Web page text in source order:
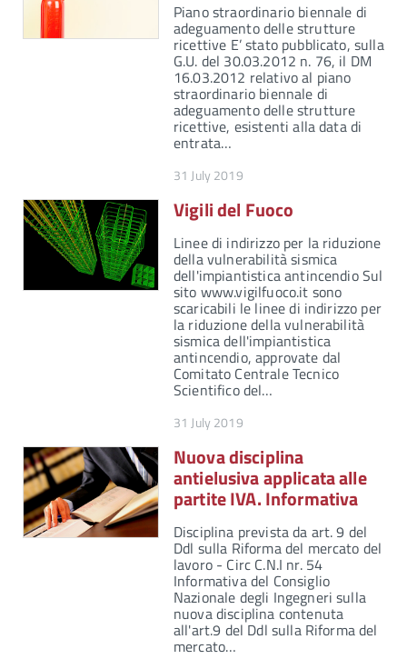
Piano straordinario biennale di
adeguamento delle strutture
ricettive E’ stato pubblicato, sulla
G.U. del 30.03.2012 n. 76, il DM
16.03.2012 relativo al piano
straordinario biennale di
adeguamento delle strutture
ricettive, esistenti alla data di
entrata…
31 July 2019
Vigili del Fuoco
Linee di indirizzo per la riduzione
della vulnerabilità sismica
dell'impiantistica antincendio Sul
sito www.vigilfuoco.it sono
scaricabili le linee di indirizzo per
la riduzione della vulnerabilità
sismica dell'impiantistica
antincendio, approvate dal
Comitato Centrale Tecnico
Scientifico del…
31 July 2019
Nuova disciplina
antielusiva applicata alle
partite IVA. Informativa
Disciplina prevista da art. 9 del
Ddl sulla Riforma del mercato del
lavoro - Circ C.N.I nr. 54
Informativa del Consiglio
Nazionale degli Ingegneri sulla
nuova disciplina contenuta
all'art.9 del Ddl sulla Riforma del
mercato…